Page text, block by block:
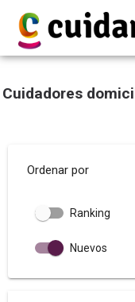
Cuidadores
Ordenar por
Ranking
Nuevos